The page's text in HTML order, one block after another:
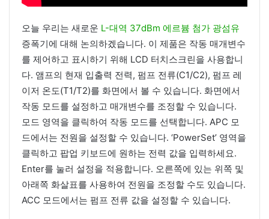
오늘 우리는 새로운 L-대역 37dBm 에르븀 첨가 광섬유
증폭기에 대해 논의하겠습니다. 이 제품은 작동 매개변수
를 제어하고 표시하기 위해 LCD 터치스크린을 사용합니
다. 앰프의 현재 입출력 전력, 펌프 전류(C1/C2), 펌프 레
이저 온도(T1/T2)를 화면에서 볼 수 있습니다. 화면에서
작동 모드를 설정하고 매개변수를 조정할 수 있습니다.
모드 영역을 클릭하여 작동 모드를 선택합니다. APC 모
드에서는 전원을 설정할 수 있습니다. ‘PowerSet’ 영역을
클릭하고 팝업 키보드에 원하는 전력 값을 입력하세요.
Enter를 눌러 설정을 적용합니다. 오른쪽에 있는 위쪽 및
아래쪽 화살표를 사용하여 전원을 조정할 수도 있습니다.
ACC 모드에서는 펌프 전류 값을 설정할 수 있습니다.